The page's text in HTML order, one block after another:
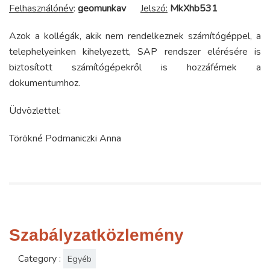
Felhasználónév: geomunkav Jelszó: MkXhb531
Azok a kollégák, akik nem rendelkeznek számítógéppel, a
telephelyeinken kihelyezett, SAP rendszer elérésére is
biztosított számítógépekről is hozzáférnek a
dokumentumhoz.
Üdvözlettel:
Törökné Podmaniczki Anna
Szabályzatközlemény
Category : Egyéb